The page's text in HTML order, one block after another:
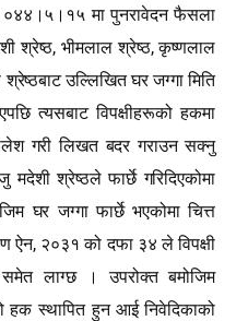
०४४।५।१५ मा पुनरावेदन फैसला
श्रेष्ठ,भीमलाल श्रेष्ठ,कृष्णलाल
उल्लिखित घर जग्गा मिति
त्यसबाट विपक्षीहरूको हकमा
गरी लिखत बदर गराउन सक्नु
मदेशी श्रेष्ठले फार्छे गरिदिएकोमा
घर जग्गा फार्छे भएकोमा चित्त
ऐन, २०३१ को दफा ३४ ले विपक्षी
लाग्छ । उपरोक्त बमोजिम
हक स्थापित हुन आई निवेदिकाको